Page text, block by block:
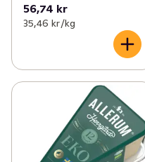
56,74 kr
35,46 kr /kg